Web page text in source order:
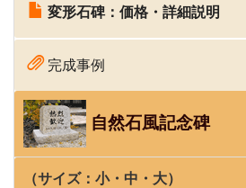
変形石碑：価格・ 詳細説明
完成事例
自然石風記念碑
（サイズ： 小・中・ 大）